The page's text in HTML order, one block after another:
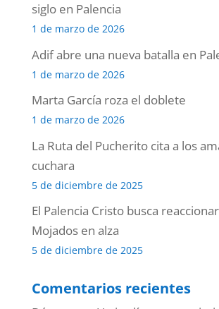
siglo en Palencia
1 de marzo de 2026
Adif abre una nueva batalla en
1 de marzo de 2026
Marta García roza el doblete
1 de marzo de 2026
La Ruta del Pucherito cita a los
cuchara
5 de diciembre de 2025
El Palencia Cristo busca
Mojados en alza
5 de diciembre de 2025
Comentarios recientes